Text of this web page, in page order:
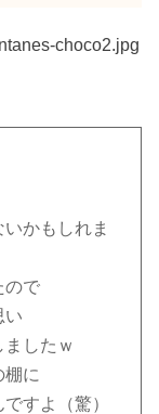
かもしれま
ので
い
ましたｗ
棚に
すよ（驚）